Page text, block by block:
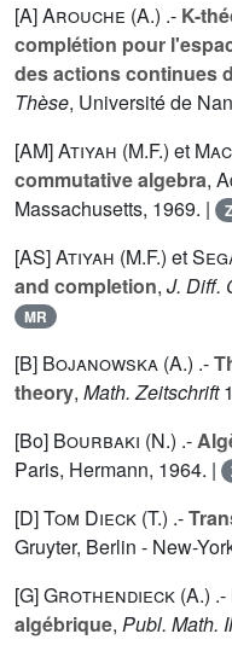
[A]Arouche (A.) .- K-
complétion pour
des actions continues
Thèse, Université de
[AM]Atiyah (M.F.) et
commutative algebra,
Massachusetts, 1969. |
[AS]Atiyah (M.F.) et
and completion, J. Diff.
MR
[B] Bojanowska (A.) .-
theory, Math. Zeitschrift
[Bo] Bourbaki (N.) .-
Paris, Hermann, 1964. |
[D]Tom Dieck (T.) .-
Gruyter, Berlin - New-
[G]Grothendieck (A.) .-
algébrique, Publ. Math.